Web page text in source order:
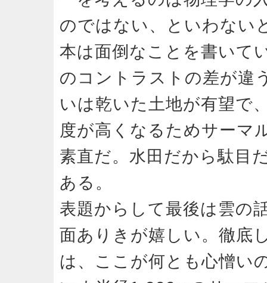
のではない、といわない
本は面倒なことを書いて
のコントラストの差が違
いは乾いた土地が有望で
度が高くなるためサーマ
素直だ。水田だから駄目
ある。
表題からして最後は雲の
面ありきが嬉しい。徹底
は、ここが何とも心憎い